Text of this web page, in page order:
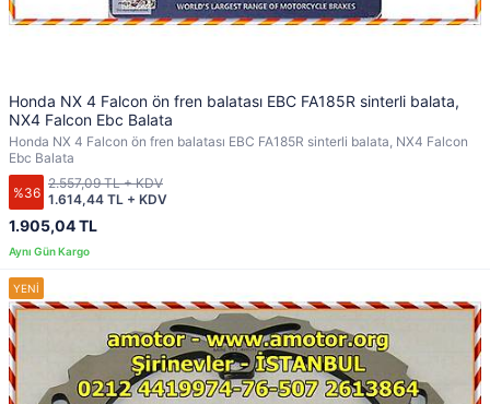
Honda NX 4 Falcon ön fren balatası EBC FA185R sinterli balata,
NX4 Falcon Ebc Balata
Honda NX 4 Falcon ön fren balatası EBC FA185R sinterli balata, NX4 Falcon
Ebc Balata
%36
1.905,04 TL
1.614,44 TL + KDV
2.557,09 TL + KDV